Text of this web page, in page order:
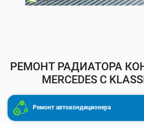
РЕМОНТ РАДИАТОРА
MERCEDES C
Ремонт автокондиционера